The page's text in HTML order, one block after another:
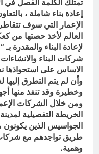
تمتلك الكلمة الفصل في
إعادة بناء شاملة ،
الإعمار التي سوف
العالم لأخذ حصتها من
شركات البناء
الاساس على استحواذها
وأن لم يتم التطرق إليها
وخطيرة وقد تنفذ منها
ومن خلال الشركات
الخريطة التفصيلية
الجواسيس الذين
طريق تواجدهم مع
وهمية.